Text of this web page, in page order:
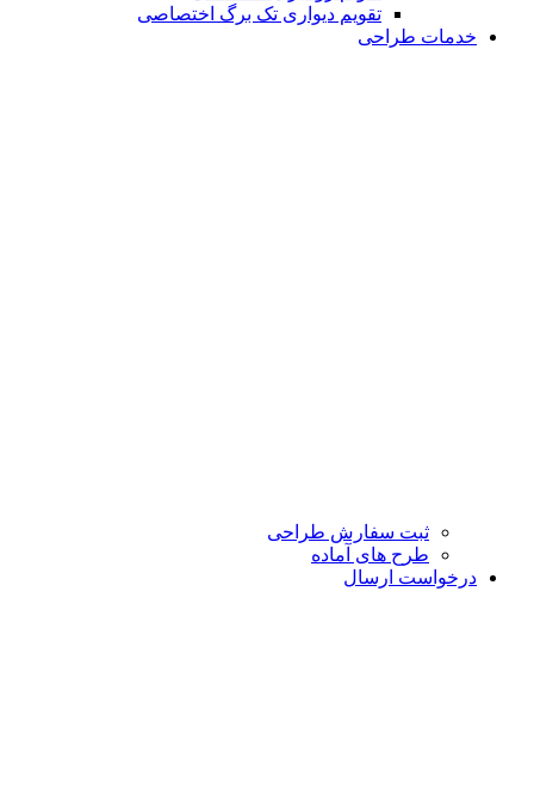
تقویم دیواری تک برگ اختصاصی
خدمات طراحی
ثبت سفارش طراحی
طرح های آماده
درخواست ارسال